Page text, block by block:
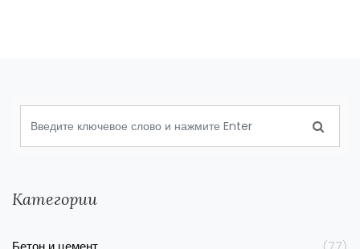
Категории